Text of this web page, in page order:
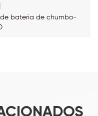
bateria de chumbo-